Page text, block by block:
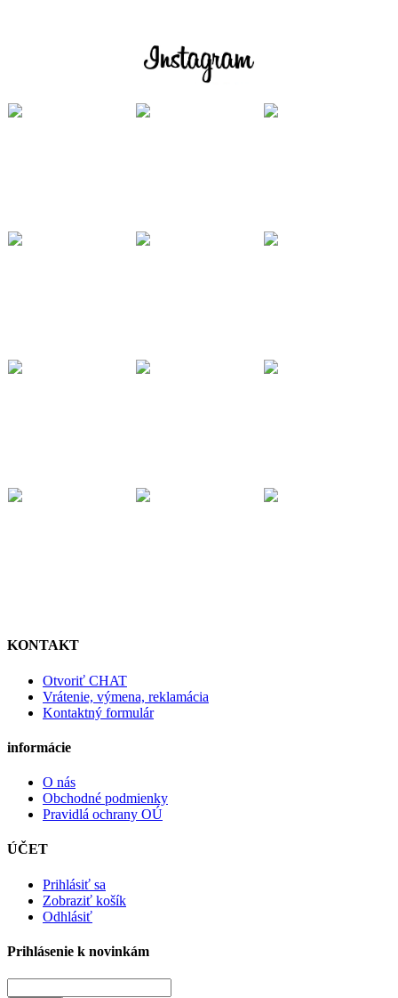
KONTAKT
Otvoriť CHAT
Vrátenie, výmena, reklamácia
Kontaktný formulár
informácie
O nás
Obchodné podmienky
Pravidlá ochrany OÚ
ÚČET
Prihlásiť sa
Zobraziť košík
Odhlásiť
Prihlásenie k novinkám